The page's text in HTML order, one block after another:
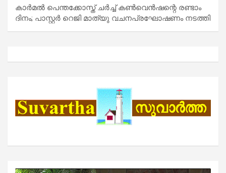
കാർമൽ പെന്തക്കോസ്ത് ചർച്ച് കൺവെൻഷന്റെ രണ്ടാം
ദിനം; പാസ്റ്റർ റെജി മാത്യു വചനപ്രഘോഷണം നടത്തി